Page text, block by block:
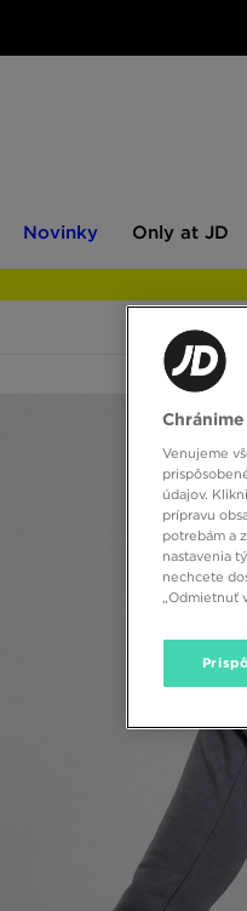
Novinky
JD
Only at JD
Venujeme
údajov.
prípravu
potrebám a
nastavenia
nechcete
„Odmietnuť